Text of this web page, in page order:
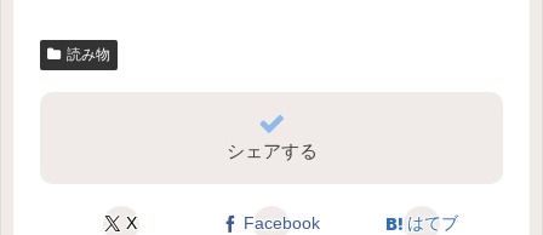
読み物
シェアする
X Facebook はてブ